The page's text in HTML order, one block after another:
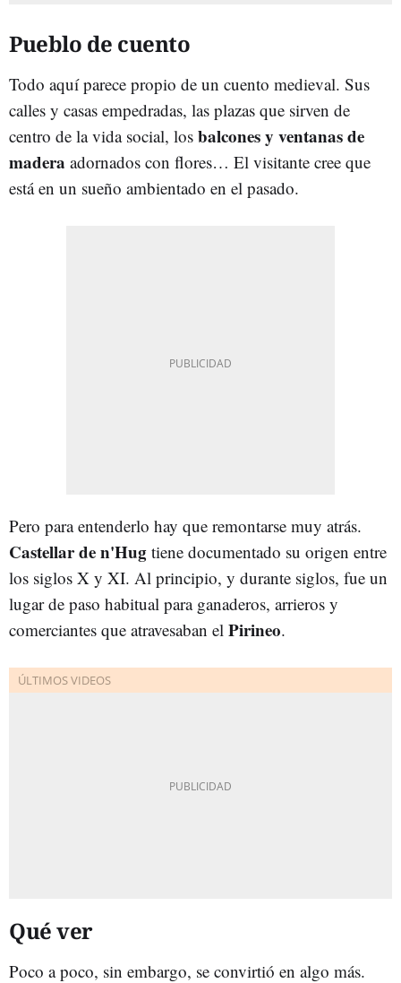
Pueblo de cuento
Todo aquí parece propio de un cuento medieval. Sus
calles y casas empedradas, las plazas que sirven de
centro de la vida social, los balcones y ventanas de
madera adornados con flores… El visitante cree que
está en un sueño ambientado en el pasado.
Pero para entenderlo hay que remontarse muy atrás.
Castellar de n'Hug tiene documentado su origen entre
los siglos X y XI. Al principio, y durante siglos, fue un
lugar de paso habitual para ganaderos, arrieros y
comerciantes que atravesaban el Pirineo.
Qué ver
Poco a poco, sin embargo, se convirtió en algo más.